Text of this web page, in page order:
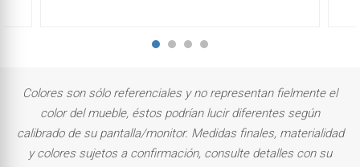
Colores son sólo referenciales y no representan fielmente el
color del mueble, éstos podrían lucir diferentes según
calibrado de su pantalla/monitor. Medidas finales, materialidad
y colores sujetos a confirmación, consulte detalles con su